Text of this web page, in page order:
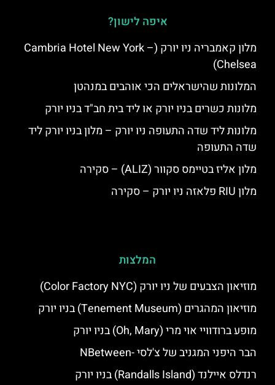
איפה לישון?
מלון קאמבריה ניו יורק (Cambria Hotel New York –
Chelsea)
המלונות שהישראלים הכי אוהבים במנהטן
מלונות כשרים בניו יורק או ליד בית חב"ד בניו יורק
מלונות ליד שדה התעופה ניו יורק – מלון בניו יורק ליד
שדה התעופה
מלון אליז בטיימס סקוור (ALIZ) – סקירה
מלון RIU פלאזה ניו יורק – סקירה
המלצות
מוזיאון הצבעים של ניו יורק (Color Factory NYC)
מוזיאון המהגרים (Tenement Museum) בניו יורק
מופע ברודוויי אוי מרי (Oh, Mary) בניו יורק
הבר היפני המגניב של צ'לסי -NBetween
רנדלס איילנד (Randalls Island) בניו יורק